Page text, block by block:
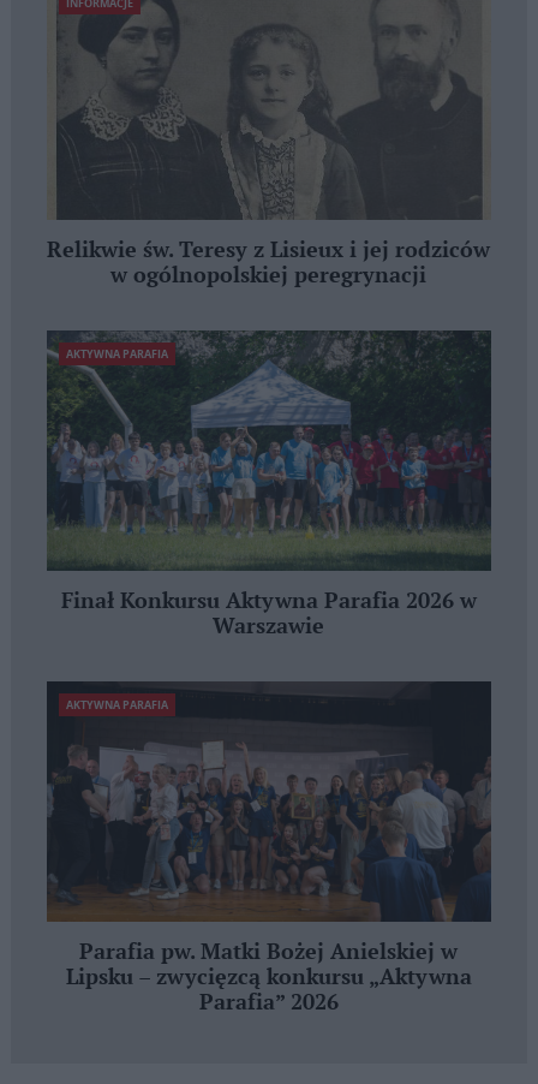
Relikwie św. Teresy z Lisieux i jej rodziców
w ogólnopolskiej peregrynacji
AKTYWNA PARAFIA
Finał Konkursu Aktywna Parafia 2026 w
Warszawie
AKTYWNA PARAFIA
Parafia pw. Matki Bożej Anielskiej w
Lipsku – zwycięzcą konkursu „Aktywna
Parafia” 2026